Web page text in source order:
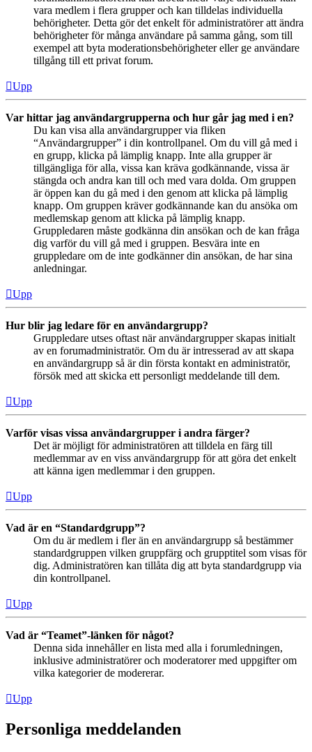
vara medlem i flera grupper och kan tilldelas individuella
behörigheter. Detta gör det enkelt för administratörer att ändra
behörigheter för många användare på samma gång, som till
exempel att byta moderationsbehörigheter eller ge användare
tillgång till ett privat forum.
Upp
Var hittar jag användargrupperna och hur går jag med i en?
Du kan visa alla användargrupper via fliken
“Användargrupper” i din kontrollpanel. Om du vill gå med i
en grupp, klicka på lämplig knapp. Inte alla grupper är
tillgängliga för alla, vissa kan kräva godkännande, vissa är
stängda och andra kan till och med vara dolda. Om gruppen
är öppen kan du gå med i den genom att klicka på lämplig
knapp. Om gruppen kräver godkännande kan du ansöka om
medlemskap genom att klicka på lämplig knapp.
Gruppledaren måste godkänna din ansökan och de kan fråga
dig varför du vill gå med i gruppen. Besvära inte en
gruppledare om de inte godkänner din ansökan, de har sina
anledningar.
Upp
Hur blir jag ledare för en användargrupp?
Gruppledare utses oftast när användargrupper skapas initialt
av en forumadministratör. Om du är intresserad av att skapa
en användargrupp så är din första kontakt en administratör,
försök med att skicka ett personligt meddelande till dem.
Upp
Varför visas vissa användargrupper i andra färger?
Det är möjligt för administratören att tilldela en färg till
medlemmar av en viss användargrupp för att göra det enkelt
att känna igen medlemmar i den gruppen.
Upp
Vad är en “Standardgrupp”?
Om du är medlem i fler än en användargrupp så bestämmer
standardgruppen vilken gruppfärg och grupptitel som visas för
dig. Administratören kan tillåta dig att byta standardgrupp via
din kontrollpanel.
Upp
Vad är “Teamet”-länken för något?
Denna sida innehåller en lista med alla i forumledningen,
inklusive administratörer och moderatorer med uppgifter om
vilka kategorier de modererar.
Upp
Personliga meddelanden